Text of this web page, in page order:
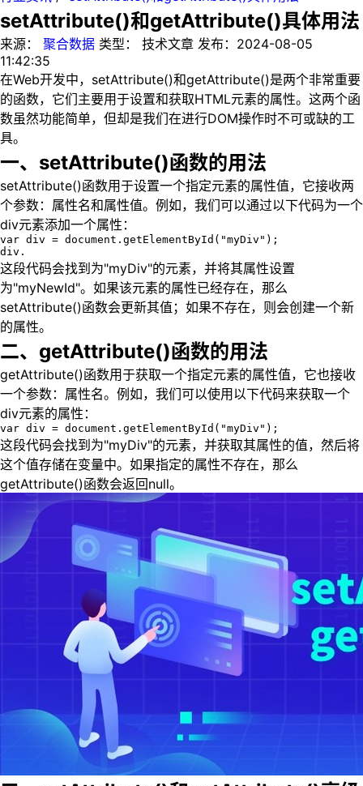
setAttribute()和getAttribute()具体用法
来源： 聚合数据 类型： 技术文章 发布： 2024-08-05
11:42:35
在Web开发中，setAttribute()和getAttribute()是两个非常重要
的函数，它们主要用于设置和获取HTML元素的属性。这两个函
数虽然功能简单，但却是我们在进行DOM操作时不可或缺的工
具。
一、setAttribute()函数的用法
setAttribute()函数用于设置一个指定元素的属性值，它接收两
个参数：属性名和属性值。例如，我们可以通过以下代码为一个
div元素添加一个属性：
var div = document.getElementById("myDiv");
div.
这段代码会找到为"myDiv"的元素，并将其属性设置
为"myNewId"。如果该元素的属性已经存在，那么
setAttribute()函数会更新其值；如果不存在，则会创建一个新
的属性。
二、getAttribute()函数的用法
getAttribute()函数用于获取一个指定元素的属性值，它也接收
一个参数：属性名。例如，我们可以使用以下代码来获取一个
div元素的属性：
var div = document.getElementById("myDiv");
这段代码会找到为"myDiv"的元素，并获取其属性的值，然后将
这个值存储在变量中。如果指定的属性不存在，那么
getAttribute()函数会返回null。